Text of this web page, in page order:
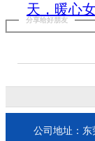
天，暖心
分享给好朋友
公司地址：东